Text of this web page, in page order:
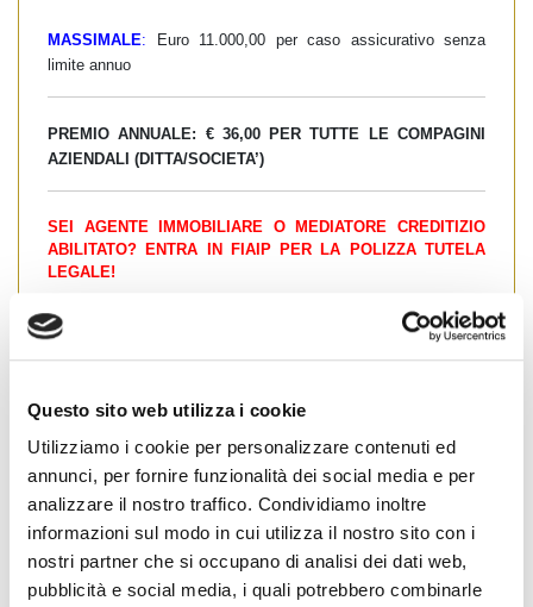
Questo sito web utilizza i cookie
Utilizziamo i cookie per personalizzare contenuti ed
annunci, per fornire funzionalità dei social media e per
analizzare il nostro traffico. Condividiamo inoltre
informazioni sul modo in cui utilizza il nostro sito con i
nostri partner che si occupano di analisi dei dati web,
pubblicità e social media, i quali potrebbero combinarle
MASSIMALE: Euro 11.000,00 per caso assicurativo senza
limite annuo
PREMIO ANNUALE: € 36,00 PER TUTTE LE COMPAGINI
AZIENDALI (DITTA/SOCIETA’)
SEI AGENTE IMMOBILIARE O MEDIATORE CREDITIZIO
ABILITATO? ENTRA IN FIAIP PER LA POLIZZA TUTELA
LEGALE!
Tel. Presidente provinciale Fiaip Bergamo
Giuliano Olivati
Cell. 335-6069107
condividi
Bergamo Bergamo